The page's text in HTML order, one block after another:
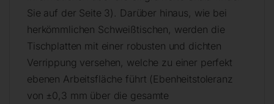
Sie auf der Seite 3). Darüber hinaus, wie bei
herkömmlichen Schweißtischen, werden die
Tischplatten mit einer robusten und dichten
Verrippung versehen, welche zu einer perfekt
ebenen Arbeitsfläche führt (Ebenheitstoleranz
von ±0,3 mm über die gesamte